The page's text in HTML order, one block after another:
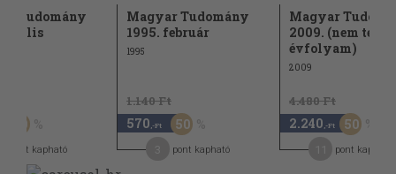
Tudomány
április
50
pont kapható
Magyar Tudomány
1995. február
1995
1.140 Ft
570 ,-Ft 50
pont kapható
Magyar
2009. (nem teljes
évfolyam)
2009
4.480 Ft
2.240 ,-Ft 50
pont kapható